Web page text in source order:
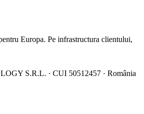
Europa. Pe infrastructura clientului,
S.R.L. · CUI 50512457 · România